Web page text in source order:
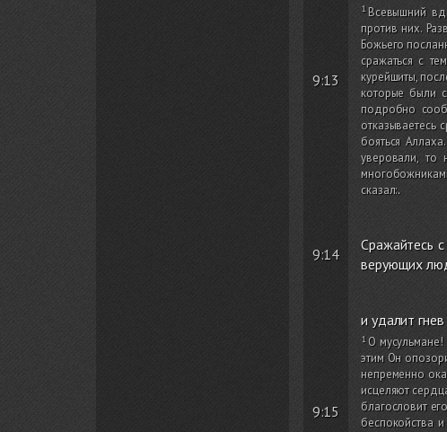
9:13
Всевышний
против них.
Божьего
сражаться с
курейшиты,
которые были
подробно
отказываетесь
бояться
уверовали, то
сказал:.
9:14
Сражайтесь
верующих
9:15
и удалит
О
этим Он
непременно
исцеляют
благословит
беспокойства